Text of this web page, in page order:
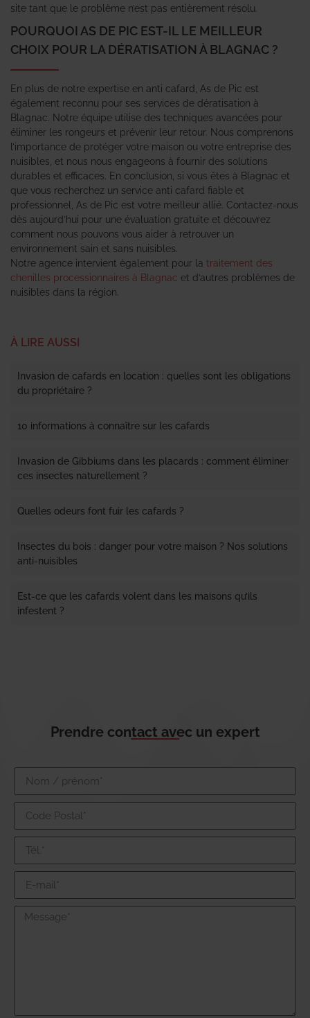
site tant que le problème n’est pas entièrement résolu.
POURQUOI AS DE PIC EST-IL LE MEILLEUR
CHOIX POUR LA DÉRATISATION À BLAGNAC ?
En plus de notre expertise en anti cafard, As de Pic est
également reconnu pour ses services de dératisation à
Blagnac. Notre équipe utilise des techniques avancées pour
éliminer les rongeurs et prévenir leur retour. Nous comprenons
l’importance de protéger votre maison ou votre entreprise des
nuisibles, et nous nous engageons à fournir des solutions
durables et efficaces. En conclusion, si vous êtes à Blagnac et
que vous recherchez un service anti cafard fiable et
professionnel, As de Pic est votre meilleur allié. Contactez-nous
dès aujourd’hui pour une évaluation gratuite et découvrez
comment nous pouvons vous aider à retrouver un
environnement sain et sans nuisibles.
Notre agence intervient également pour la traitement des
chenilles processionnaires à Blagnac et d’autres problèmes de
nuisibles dans la région.
À LIRE AUSSI
Invasion de cafards en location : quelles sont les obligations
du propriétaire ?
10 informations à connaître sur les cafards
Invasion de Gibbiums dans les placards : comment éliminer
ces insectes naturellement ?
Quelles odeurs font fuir les cafards ?
Insectes du bois : danger pour votre maison ? Nos solutions
anti-nuisibles
Est-ce que les cafards volent dans les maisons qu’ils
infestent ?
Prendre contact avec un expert